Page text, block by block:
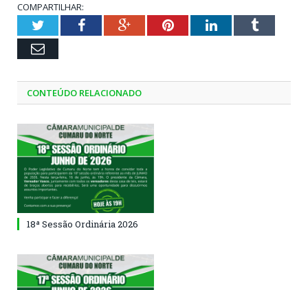
COMPARTILHAR:
TwitterFacebookGoogle+PinterestLinkedInTumblr
Email
CONTEÚDO RELACIONADO
18ª Sessão Ordinária 2026